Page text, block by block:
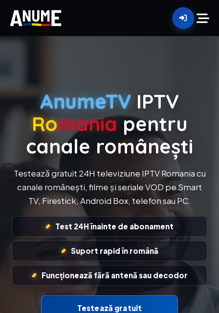
AnumeTV IPTV
Romaniapentru
canale românești
Testează gratuit 24H televiziune IPTV Romania cu
canale românești, filme și seriale VOD pe Smart
TV, Firestick, Android Box, telefon sau PC.
Test 24H înainte de abonament
Suport rapid în română
Funcționează fără antenă sau decodor
Testează gratuit